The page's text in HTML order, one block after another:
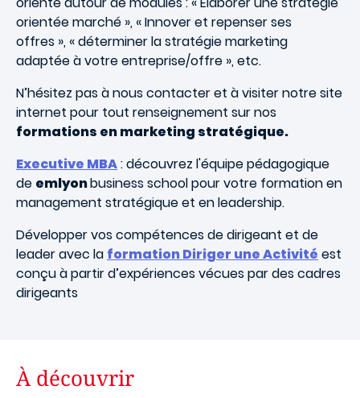
orientée marché », « Innover et repenser ses
offres », « déterminer la stratégie marketing
adaptée à votre entreprise/offre », etc.
N’hésitez pas à nous contacter et à visiter notre site
internet pour tout renseignement sur nos
formations en marketing stratégique.
Executive MBA: découvrez l'équipe pédagogique
de emlyonbusiness school pour votre formation en
management stratégique et en leadership.
Développer vos compétences de dirigeant et de
leader avec la formation Diriger une Activité est
conçu à partir d’expériences vécues par des cadres
dirigeants
À découvrir